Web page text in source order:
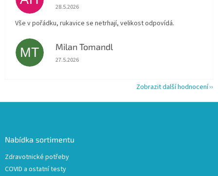
Hodnocení obchodu je 5 z 5 hvězdiček.
28.5.2026
Vše v pořádku, rukavice se netrhají, velikost odpovídá.
MT Milan Tomandl
Hodnocení obchodu je 5 z 5 hvězdiček.
27.5.2026
Zobrazit další hodnocení
Nabídka sortimentu
Zdravotnické potřeby
COVID a ostatní testy